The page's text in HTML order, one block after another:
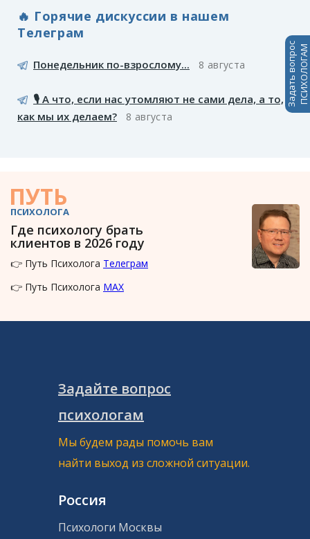
🔥 Горячие дискуссии в нашем
Телеграм
Понедельник по-взрослому... 8 августа
🎙️ А что, если нас утомляют не сами дела, а то,
как мы их делаем?
8 августа
ПУТЬ
ПСИХОЛОГА
Где психологу брать
клиентов в 2026 году
👉 Путь Психолога Телеграм
👉 Путь Психолога MAX
Задать вопросПСИХОЛОГАМ
Задайте вопрос
психологам
Мы будем рады помочь вам
найти выход из сложной ситуации.
Россия
Психологи Москвы